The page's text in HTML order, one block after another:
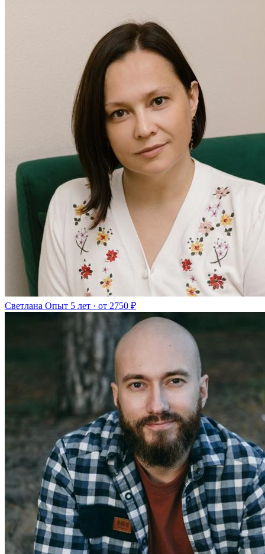
Светлана Опыт 5 лет · от 2750 ₽